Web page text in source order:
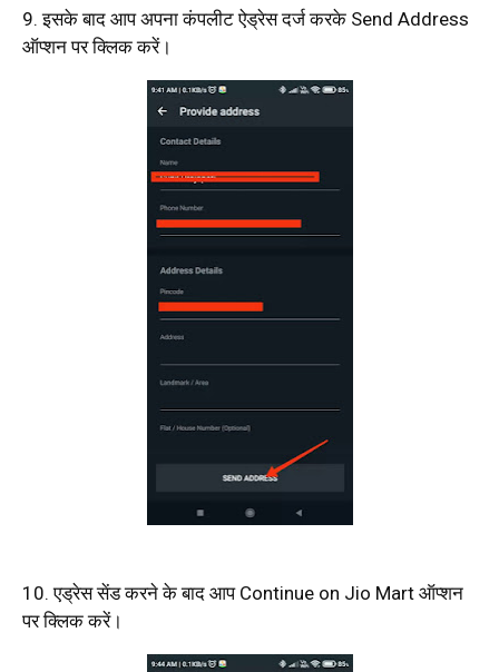
9. इसके बाद आप अपना कंपलीट ऐड्रेस दर्ज करके Send Address
ऑप्शन पर क्लिक करें।
10. एड्रेस सेंड करने के बाद आप Continue on Jio Mart ऑप्शन
पर क्लिक करें।